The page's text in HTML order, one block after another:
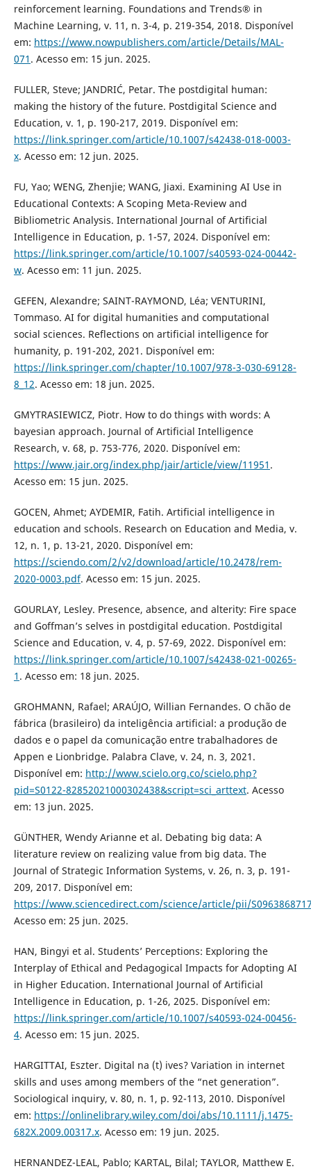
reinforcement learning. Foundations and Trends® in
Machine Learning, v. 11, n. 3-4, p. 219-354, 2018. Disponível
em: https://www.nowpublishers.com/article/Details/MAL-
071 . Acesso em: 15 jun. 2025.
FULLER, Steve; JANDRIĆ, Petar. The postdigital human:
making the history of the future. Postdigital Science and
Education, v. 1, p. 190-217, 2019. Disponível em:
https://link.springer.com/article/10.1007/s42438-018-0003-
x. Acesso em: 12 jun. 2025.
FU, Yao; WENG, Zhenjie; WANG, Jiaxi. Examining AI Use in
Educational Contexts: A Scoping Meta-Review and
Bibliometric Analysis. International Journal of Artificial
Intelligence in Education, p. 1-57, 2024. Disponível em:
https://link.springer.com/article/10.1007/s40593-024-00442-
w. Acesso em: 11 jun. 2025.
GEFEN, Alexandre; SAINT-RAYMOND, Léa; VENTURINI,
Tommaso. AI for digital humanities and computational
social sciences. Reflections on artificial intelligence for
humanity, p. 191-202, 2021. Disponível em:
https://link.springer.com/chapter/10.1007/978-3-030-69128-
8_12. Acesso em: 18 jun. 2025.
GMYTRASIEWICZ, Piotr. How to do things with words: A
bayesian approach. Journal of Artificial Intelligence
Research, v. 68, p. 753-776, 2020. Disponível em:
https://www.jair.org/index.php/jair/article/view/11951 .
Acesso em: 15 jun. 2025.
GOCEN, Ahmet; AYDEMIR, Fatih. Artificial intelligence in
education and schools. Research on Education and Media, v.
12, n. 1, p. 13-21, 2020. Disponível em:
https://sciendo.com/2/v2/download/article/10.2478/rem-
2020-0003.pdf. Acesso em: 15 jun. 2025.
GOURLAY, Lesley. Presence, absence, and alterity: Fire space
and Goffman’s selves in postdigital education. Postdigital
Science and Education, v. 4, p. 57-69, 2022. Disponível em:
https://link.springer.com/article/10.1007/s42438-021-00265-
1 . Acesso em: 18 jun. 2025.
GROHMANN, Rafael; ARAÚJO, Willian Fernandes. O chão de
fábrica (brasileiro) da inteligência artificial: a produção de
dados e o papel da comunicação entre trabalhadores de
Appen e Lionbridge. Palabra Clave, v. 24, n. 3, 2021.
Disponível em: http://www.scielo.org.co/scielo.php?
pid=S0122-82852021000302438&script=sci_arttext. Acesso
em: 13 jun. 2025.
GÜNTHER, Wendy Arianne et al. Debating big data: A
literature review on realizing value from big data. The
Journal of Strategic Information Systems, v. 26, n. 3, p. 191-
209, 2017. Disponível em:
https://www.sciencedirect.com/science/article/pii/
Acesso em: 25 jun. 2025.
HAN, Bingyi et al. Students’ Perceptions: Exploring the
Interplay of Ethical and Pedagogical Impacts for Adopting AI
in Higher Education. International Journal of Artificial
Intelligence in Education, p. 1-26, 2025. Disponível em:
https://link.springer.com/article/10.1007/s40593-024-00456-
4. Acesso em: 15 jun. 2025.
HARGITTAI, Eszter. Digital na (t) ives? Variation in internet
skills and uses among members of the “net generation”.
Sociological inquiry, v. 80, n. 1, p. 92-113, 2010. Disponível
em: https://onlinelibrary.wiley.com/doi/abs/10.1111/j.1475-
682X.2009.00317.x. Acesso em: 19 jun. 2025.
HERNANDEZ-LEAL, Pablo; KARTAL, Bilal; TAYLOR, Matthew E.